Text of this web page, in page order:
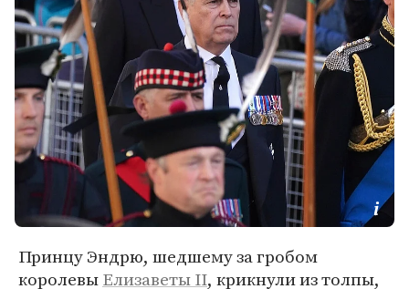
Принцу Эндрю, шедшему за гробом
королевыЕлизаветы II, крикнули из толпы,